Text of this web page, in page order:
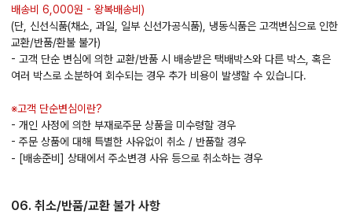
배송비 6,000원 - 왕복배송비)
(단, 신선식품(채소, 과일, 일부 신선가공식품), 냉동식품은 고객변심으로 인한
교환/반품/환불 불가)
- 고객 단순 변심에 의한 교환/반품 시 배송받은 택배박스와 다른 박스, 혹은
여러 박스로 소분하여 회수되는 경우 추가 비용이 발생할 수 있습니다.
※고객 단순변심이란?
- 개인 사정에 의한 부재로주문 상품을 미수령할 경우
- 주문 상품에 대해 특별한 사유없이 취소 / 반품할 경우
- [배송준비] 상태에서 주소변경 사유 등으로 취소하는 경우
06. 취소/반품/교환 불가 사항